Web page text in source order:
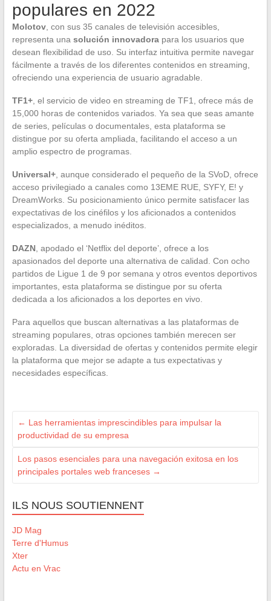
populares en 2022
Molotov, con sus 35 canales de televisión accesibles,
representa una solución innovadorapara los usuarios que
desean flexibilidad de uso. Su interfaz intuitiva permite navegar
fácilmente a través de los diferentes contenidos en streaming,
ofreciendo una experiencia de usuario agradable.
TF1+, el servicio de video en streaming de TF1, ofrece más de
15,000 horas de contenidos variados. Ya sea que seas amante
de series, películas o documentales, esta plataforma se
distingue por su oferta ampliada, facilitando el acceso a un
amplio espectro de programas.
Universal+, aunque considerado el pequeño de la SVoD, ofrece
acceso privilegiado a canales como 13EME RUE, SYFY, E! y
DreamWorks. Su posicionamiento único permite satisfacer las
expectativas de los cinéfilos y los aficionados a contenidos
especializados, a menudo inéditos.
DAZN, apodado el ‘Netflix del deporte’, ofrece a los
apasionados del deporte una alternativa de calidad. Con ocho
partidos de Ligue 1 de 9 por semana y otros eventos deportivos
importantes, esta plataforma se distingue por su oferta
dedicada a los aficionados a los deportes en vivo.
Para aquellos que buscan alternativas a las plataformas de
streaming populares, otras opciones también merecen ser
exploradas. La diversidad de ofertas y contenidos permite elegir
la plataforma que mejor se adapte a tus expectativas y
necesidades específicas.
← Las herramientas imprescindibles para impulsar la
productividad de su empresa
Los pasos esenciales para una navegación exitosa en los
principales portales web franceses →
ILS NOUS SOUTIENNENT
JD Mag
Terre d'Humus
Xter
Actu en Vrac